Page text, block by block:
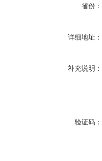
省份：
详细地址：
补充说明：
验证码：